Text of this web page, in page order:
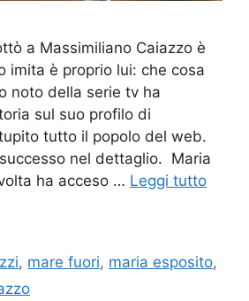
a Massimiliano Caiazzo è
imita è proprio lui: che cosa
noto della serie tv ha
sul suo profilo di
tutto il popolo del web.
nel dettaglio. Maria
ha acceso … Leggi tutto
, mare fuori, maria esposito,